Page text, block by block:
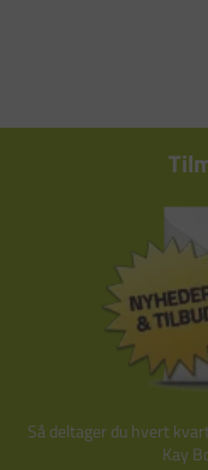
Så deltager du hvert
Kay